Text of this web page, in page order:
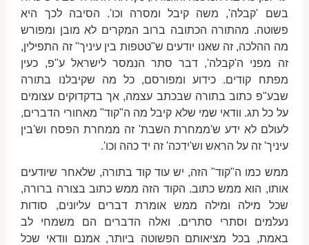
בשם 'קבלה', משה קיבל ומסרה וכו'. הסיבה לכך היא
פשוטה. מהתורה הכתובה ברוב המקרים לא מובן ומפורש
מה ההלכה, זה שאנו יודעים ש"טטפות בין עיניך" זה התפילין,
זה מפני ה'קבלה', דבר סתר הנמסר לישראל ע"פ, כעין
מפתח קודים. כידוע ומפורסם, כל מה שקיבלנו בתורה
שבע"פ כתוב בתורה שבכתב עצמה, אך בדקדוקים עצומים
על כל תג. וודאי שמי שלא קיבל מה ה"קוד" מאחורי הדברים,
לעולם לא ידע ש'ממחרת השבת' זה ממחרת הפסח וש'בין
עיניך' זה על הראש וש'ידכה' זה יד כהה וכו'.
ממש כמו ה"קוד" הזה, יש עוד קוד בתורה, שלאחר שיודעים
אותו, הוא ממש כתוב. הקוד הזה ממש כתוב בצורה ברורה,
שכל מילה ומילה ממש אומרת דברים עליונים, סודות
נעלמים וסתרי סתרים. ואלה הדברים הם משמחי לב
באמת, בכל מציאותם הפשוטה ביותר, אמנם וודאי שכל